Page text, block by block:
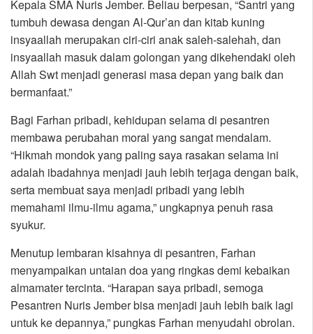
Kepala SMA Nuris Jember. Beliau berpesan, “Santri yang
tumbuh dewasa dengan Al-Qur’an dan kitab kuning
insyaallah merupakan ciri-ciri anak saleh-salehah, dan
insyaallah masuk dalam golongan yang dikehendaki oleh
Allah Swt menjadi generasi masa depan yang baik dan
bermanfaat.”
Bagi Farhan pribadi, kehidupan selama di pesantren
membawa perubahan moral yang sangat mendalam.
“Hikmah mondok yang paling saya rasakan selama ini
adalah ibadahnya menjadi jauh lebih terjaga dengan baik,
serta membuat saya menjadi pribadi yang lebih
memahami ilmu-ilmu agama,” ungkapnya penuh rasa
syukur.
Menutup lembaran kisahnya di pesantren, Farhan
menyampaikan untaian doa yang ringkas demi kebaikan
almamater tercinta. “Harapan saya pribadi, semoga
Pesantren Nuris Jember bisa menjadi jauh lebih baik lagi
untuk ke depannya,” pungkas Farhan menyudahi obrolan.